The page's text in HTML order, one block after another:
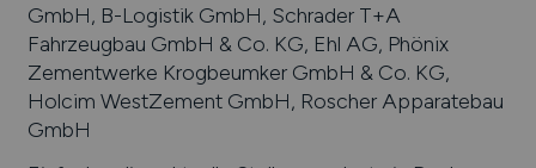
GmbH, B-Logistik GmbH, Schrader T+A
Fahrzeugbau GmbH & Co. KG, Ehl AG, Phönix
Zementwerke Krogbeumker GmbH & Co. KG,
Holcim WestZement GmbH, Roscher Apparatebau
GmbH